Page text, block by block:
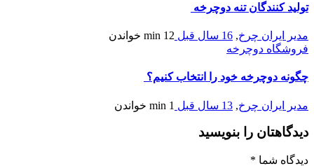
تولید کنندگان تنه دوچرخه
مدیر ایران چرخ, 16 سال قبل 12 min
خواندن
فروشگاه دوچرخه
چگونه دوچرخه خود را انتخاب كنيم؟
مدیر ایران چرخ, 13 سال قبل 1 min خواندن
دیدگاهتان را بنویسید
دیدگاه شما *